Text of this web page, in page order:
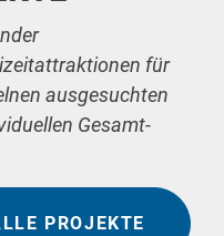
für
ausgesuchten
Gesamt-
PROJEKTE